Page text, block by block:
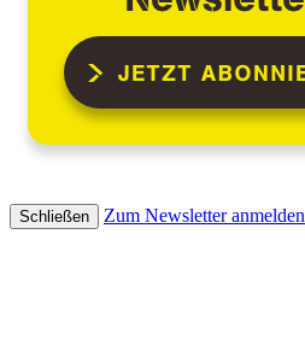
Schließen Zum Newsletter anmelden